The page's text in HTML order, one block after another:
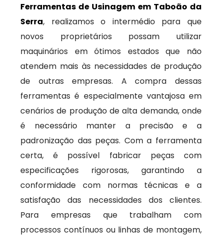
Ferramentas de Usinagem em Taboão da
Serra, realizamos o intermédio para que
novos proprietários possam utilizar
maquinários em ótimos estados que não
atendem mais às necessidades de produção
de outras empresas. A compra dessas
ferramentas é especialmente vantajosa em
cenários de produção de alta demanda, onde
é necessário manter a precisão e a
padronização das peças. Com a ferramenta
certa, é possível fabricar peças com
especificações rigorosas, garantindo a
conformidade com normas técnicas e a
satisfação das necessidades dos clientes.
Para empresas que trabalham com
processos contínuos ou linhas de montagem,